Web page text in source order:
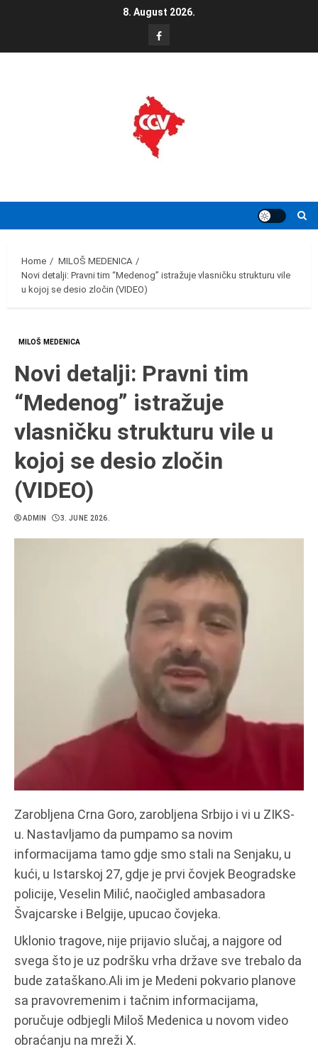
8. August 2026.
FB
Home
MILOŠ MEDENICA
Novi detalji: Pravni tim “Medenog” istražuje vlasničku strukturu vile
u kojoj se desio zločin (VIDEO)
MILOŠ MEDENICA
Novi detalji: Pravni tim
“Medenog” istražuje
vlasničku strukturu vile u
kojoj se desio zločin
(VIDEO)
ADMIN 3. JUNE 2026.
Zarobljena Crna Goro, zarobljena Srbijo i vi u ZIKS-
u. Nastavljamo da pumpamo sa novim
informacijama tamo gdje smo stali na Senjaku, u
kući, u Istarskoj 27, gdje je prvi čovjek Beogradske
policije, Veselin Milić, naočigled ambasadora
Švajcarske i Belgije, upucao čovjeka.
Uklonio tragove, nije prijavio slučaj, a najgore od
svega što je uz podršku vrha države sve trebalo da
bude zataškano.Ali im je Medeni pokvario planove
sa pravovremenim i tačnim informacijama,
poručuje odbjegli Miloš Medenica u novom video
obraćanju na mreži X.